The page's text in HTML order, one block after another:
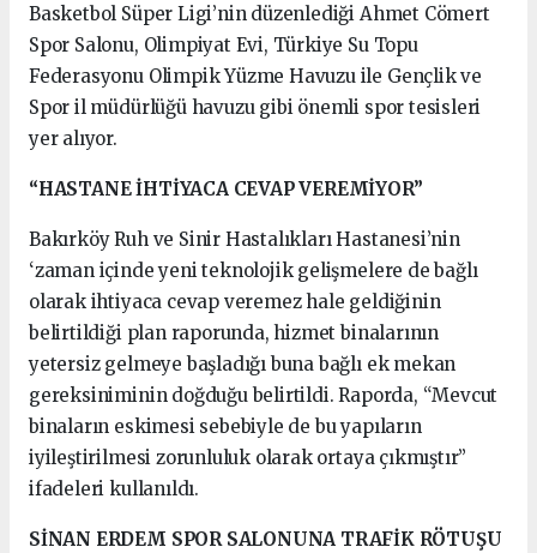
Basketbol Süper Ligi’nin düzenlediği Ahmet Cömert
Spor Salonu, Olimpiyat Evi, Türkiye Su Topu
Federasyonu Olimpik Yüzme Havuzu ile Gençlik ve
Spor il müdürlüğü havuzu gibi önemli spor tesisleri
yer alıyor.
“HASTANE İHTİYACA CEVAP VEREMİYOR”
Bakırköy Ruh ve Sinir Hastalıkları Hastanesi’nin
‘zaman içinde yeni teknolojik gelişmelere de bağlı
olarak ihtiyaca cevap veremez hale geldiğinin
belirtildiği plan raporunda, hizmet binalarının
yetersiz gelmeye başladığı buna bağlı ek mekan
gereksiniminin doğduğu belirtildi. Raporda, “Mevcut
binaların eskimesi sebebiyle de bu yapıların
iyileştirilmesi zorunluluk olarak ortaya çıkmıştır”
ifadeleri kullanıldı.
SİNAN ERDEM SPOR SALONUNA TRAFİK RÖTUŞU